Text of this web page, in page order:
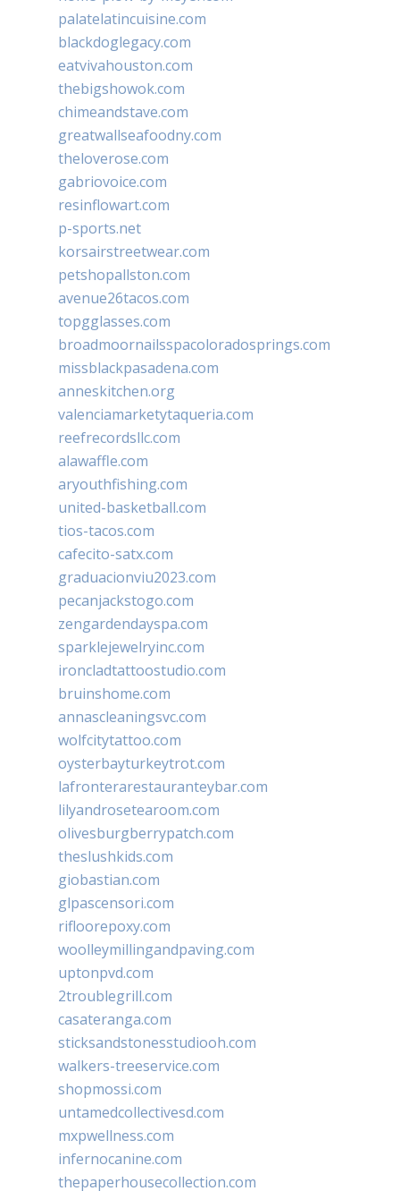
palatelatincuisine.com
blackdoglegacy.com
eatvivahouston.com
thebigshowok.com
chimeandstave.com
greatwallseafoodny.com
theloverose.com
gabriovoice.com
resinflowart.com
p-sports.net
korsairstreetwear.com
petshopallston.com
avenue26tacos.com
topgglasses.com
broadmoornailsspacoloradosprings.com
missblackpasadena.com
anneskitchen.org
valenciamarketytaqueria.com
reefrecordsllc.com
alawaffle.com
aryouthfishing.com
united-basketball.com
tios-tacos.com
cafecito-satx.com
graduacionviu2023.com
pecanjackstogo.com
zengardendayspa.com
sparklejewelryinc.com
ironcladtattoostudio.com
bruinshome.com
annascleaningsvc.com
wolfcitytattoo.com
oysterbayturkeytrot.com
lafronterarestauranteybar.com
lilyandrosetearoom.com
olivesburgberrypatch.com
theslushkids.com
giobastian.com
glpascensori.com
rifloorepoxy.com
woolleymillingandpaving.com
uptonpvd.com
2troublegrill.com
casateranga.com
sticksandstonesstudiooh.com
walkers-treeservice.com
shopmossi.com
untamedcollectivesd.com
mxpwellness.com
infernocanine.com
thepaperhousecollection.com